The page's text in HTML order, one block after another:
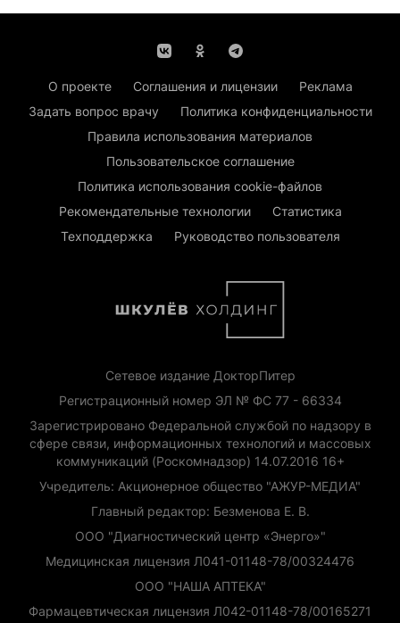
О проекте Соглашения и лицензии
Реклама
Задать вопрос врачу
Политика конфиденциальности
Правила использования материалов
Пользовательское соглашение
Политика использования cookie-файлов
Рекомендательные технологии
Статистика
Техподдержка
Руководство пользователя
Сетевое издание ДокторПитер
Регистрационный номер ЭЛ № ФС 77 - 66334
Зарегистрировано Федеральной службой по надзору в
сфере связи, информационных технологий и массовых
коммуникаций (Роскомнадзор) 14.07.2016 16+
Учредитель: Акционерное общество "АЖУР-МЕДИА"
Главный редактор: Безменова Е. В.
ООО "Диагностический центр «Энерго»"
Медицинская лицензия Л041-01148-78/00324476
ООО "НАША АПТЕКА"
Фармацевтическая лицензия Л042-01148-78/00165271